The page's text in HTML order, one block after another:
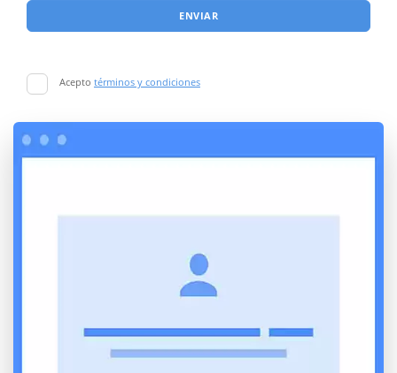
ENVIAR
Acepto términos y condiciones